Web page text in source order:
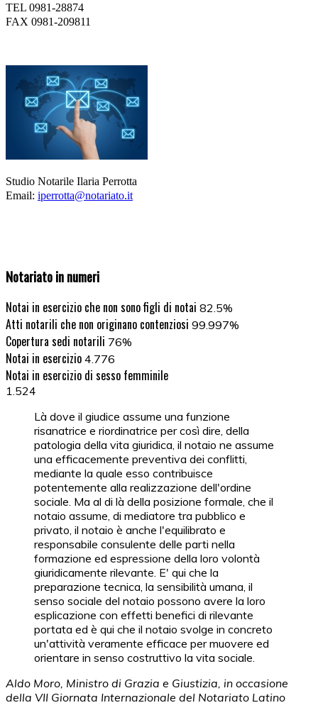
TEL 0981-28874
FAX 0981-209811
Studio Notarile Ilaria Perrotta
Email: iperrotta@notariato.it
Notariato in numeri
Notai in esercizio che non sono figli di notai 82.5%
Atti notarili che non originano contenziosi 99.997%
Copertura sedi notarili 76%
Notai in esercizio 4.776
Notai in esercizio di sesso femminile
1.524
Là dove il giudice assume una funzione
risanatrice e riordinatrice per così dire, della
patologia della vita giuridica, il notaio ne assume
una efficacemente preventiva dei conflitti,
mediante la quale esso contribuisce
potentemente alla realizzazione dell'ordine
sociale. Ma al di là della posizione formale, che il
notaio assume, di mediatore tra pubblico e
privato, il notaio è anche l'equilibrato e
responsabile consulente delle parti nella
formazione ed espressione della loro volontà
giuridicamente rilevante. E' qui che la
preparazione tecnica, la sensibilità umana, il
senso sociale del notaio possono avere la loro
esplicazione con effetti benefici di rilevante
portata ed è qui che il notaio svolge in concreto
un'attività veramente efficace per muovere ed
orientare in senso costruttivo la vita sociale.
Aldo Moro, Ministro di Grazia e Giustizia, in occasione
della VII Giornata Internazionale del Notariato Latino